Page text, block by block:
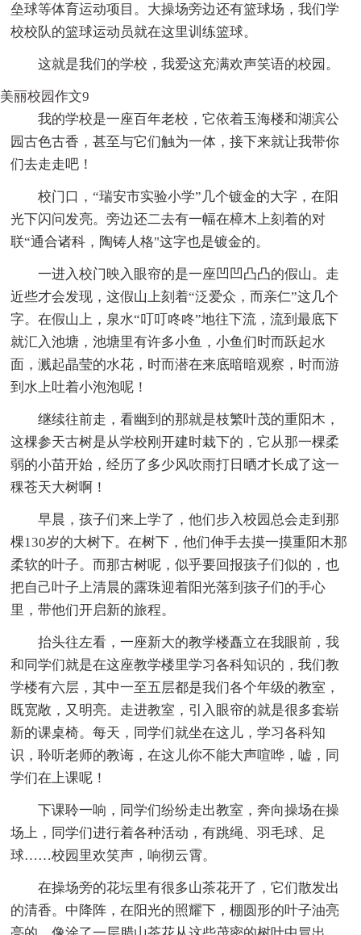
垒球等体育运动项目。大操场旁边还有篮球场，我们学
校校队的篮球运动员就在这里训练篮球。
这就是我们的学校，我爱这充满欢声笑语的校园。
美丽校园作文9
我的学校是一座百年老校，它依着玉海楼和湖滨公
园古色古香，甚至与它们触为一体，接下来就让我带你
们去走走吧！
校门口，“瑞安市实验小学”几个镀金的大字，在阳
光下闪问发亮。旁边还二去有一幅在樟木上刻着的对
联“通合诸科，陶铸人格"这字也是镀金的。
一进入校门映入眼帘的是一座凹凹凸凸的假山。走
近些才会发现，这假山上刻着“泛爱众，而亲仁”这几个
字。在假山上，泉水“叮叮咚咚”地往下流，流到最底下
就汇入池塘，池塘里有许多小鱼，小鱼们时而跃起水
面，溅起晶莹的水花，时而潜在来底暗暗观察，时而游
到水上吐着小泡泡呢！
继续往前走，看幽到的那就是枝繁叶茂的重阳木，
这棵参天古树是从学校刚开建时栽下的，它从那一棵柔
弱的小苗开始，经历了多少风吹雨打日晒才长成了这一
稞苍天大树啊！
早晨，孩子们来上学了，他们步入校园总会走到那
棵130岁的大树下。在树下，他们伸手去摸一摸重阳木那
柔软的叶子。而那古树呢，似乎要回报孩子们似的，也
把自己叶子上清晨的露珠迎着阳光落到孩子们的手心
里，带他们开启新的旅程。
抬头往左看，一座新大的教学楼矗立在我眼前，我
和同学们就是在这座教学楼里学习各科知识的，我们教
学楼有六层，其中一至五层都是我们各个年级的教室，
既宽敞，又明亮。走进教室，引入眼帘的就是很多套崭
新的课桌椅。每天，同学们就坐在这儿，学习各科知
识，聆听老师的教诲，在这儿你不能大声喧哗，嘘，同
学们在上课呢！
下课聆一响，同学们纷纷走出教室，奔向操场在操
场上，同学们进行着各种活动，有跳绳、羽毛球、足
球……校园里欢笑声，响彻云霄。
在操场旁的花坛里有很多山茶花开了，它们散发出
的清香。中降阵，在阳光的照耀下，棚圆形的叶子油亮